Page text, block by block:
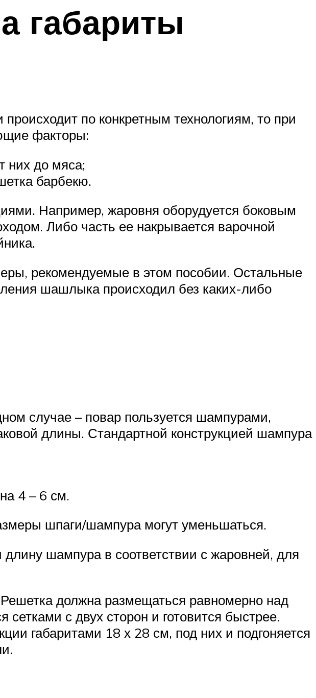
габариты
по конкретным технологиям, то при
факторы:
них до мяса;
барбекю.
Например, жаровня оборудуется боковым
Либо часть ее накрывается варочной
рекомендуемые в этом пособии. Остальные
шашлыка происходил без каких-либо
случае – повар пользуется шампурами,
длины. Стандартной конструкцией шампура
4 – 6 см.
шпаги/шампура могут уменьшаться.
шампура в соответствии с жаровней, для
должна размещаться равномерно над
с двух сторон и готовится быстрее.
габаритами 18 х 28 см, под них и подгоняется